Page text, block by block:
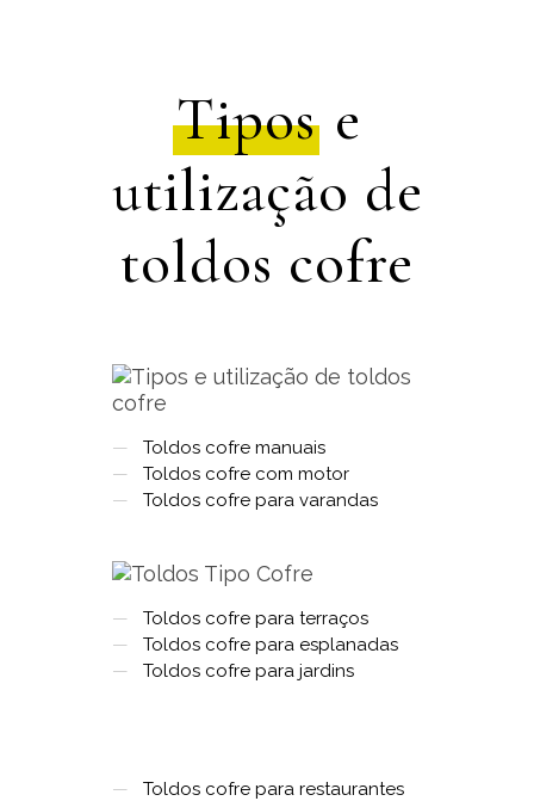
Tipos e
utilização de
toldos cofre
—
Toldos cofre manuais
—
Toldos cofre com motor
—
Toldos cofre para varandas
—
Toldos cofre para terraços
—
Toldos cofre para esplanadas
—
Toldos cofre para jardins
—
Toldos cofre para restaurantes